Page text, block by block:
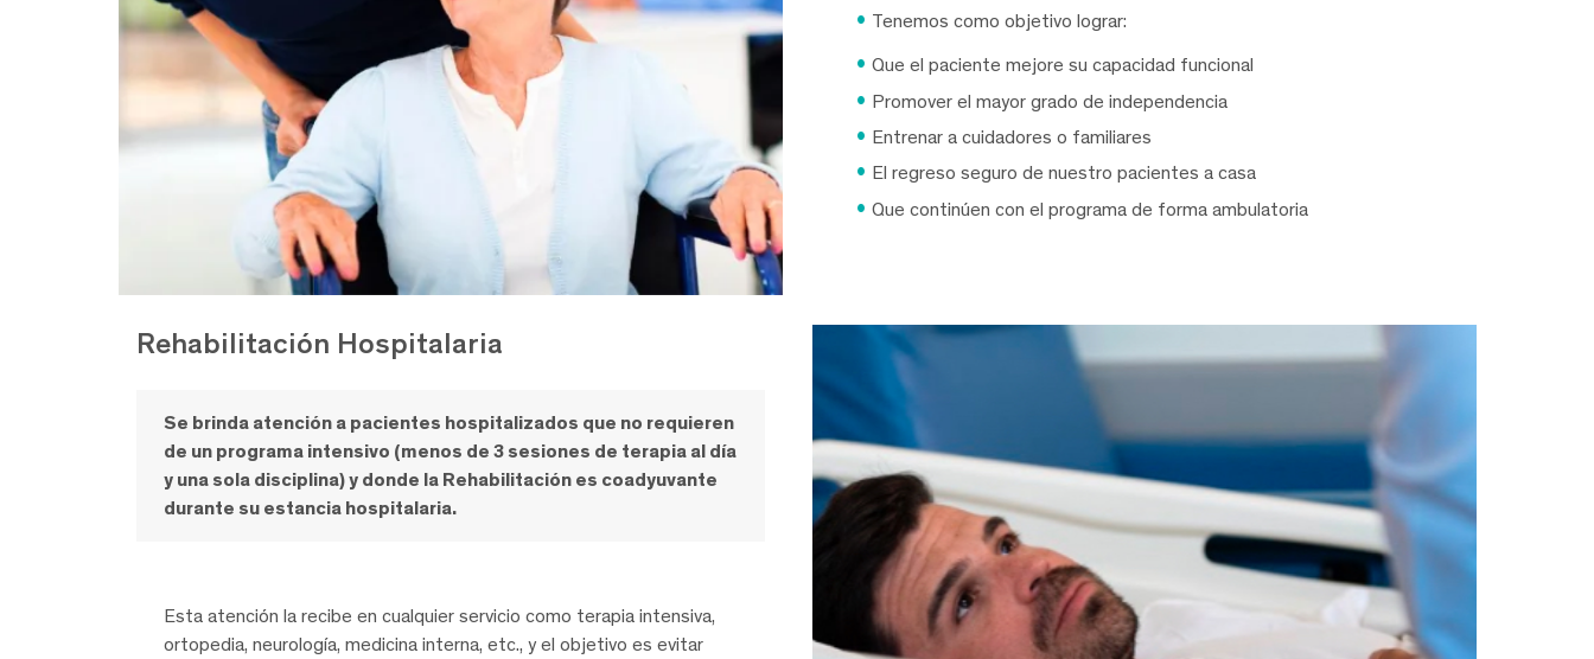
Tenemos como objetivo lograr:
Que el paciente mejore su capacidad funcional
Promover el mayor grado de independencia
Entrenar a cuidadores o familiares
El regreso seguro de nuestro pacientes a casa
Que continúen con el programa de forma ambulatoria
Rehabilitación Hospitalaria
Se brinda atención a pacientes hospitalizados que no requieren
de un programa intensivo (menos de 3 sesiones de terapia al día
y una sola disciplina) y donde la Rehabilitación es coadyuvante
durante su estancia hospitalaria.
Esta atención la recibe en cualquier servicio como terapia intensiva,
ortopedia, neurología, medicina interna, etc., y el objetivo es evitar